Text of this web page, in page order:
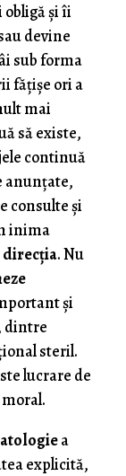
și îi
devine
sub forma
fățișe ori a
mai
să existe,
continuă
anunțate,
consulte și
inima
direcția. Nu
și
dintre
steril.
lucrare de
a
explicită,